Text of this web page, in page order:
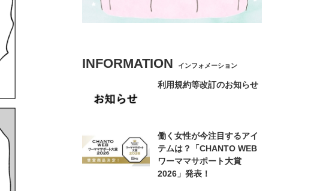
INFORMATION インフォメーション
利用規約等改訂のお知らせ
働く女性が今注目するアイ
テムは？「CHANTO WEB
ワーママサポート大賞
2026」発表！